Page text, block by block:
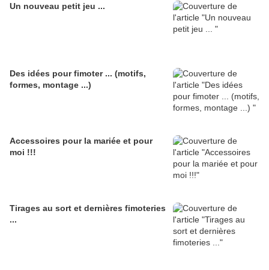
Un nouveau petit jeu ...
Des idées pour fimoter ... (motifs,
formes, montage ...)
Accessoires pour la mariée et pour
moi !!!
Tirages au sort et dernières fimoteries
...